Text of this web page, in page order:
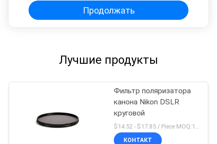
Продолжать
Лучшие продукты
Фильтр поляризатора
канона Nikon DSLR
круговой
$14.52 - $17.85 / Piece MOQ:100
КОНТАКТ